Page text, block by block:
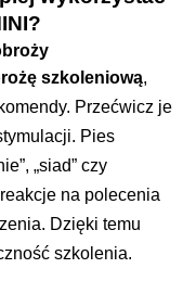
szkoleniową,
Przećwicz je
Pies
„siad” czy
na polecenia
Dzięki temu
szkolenia.